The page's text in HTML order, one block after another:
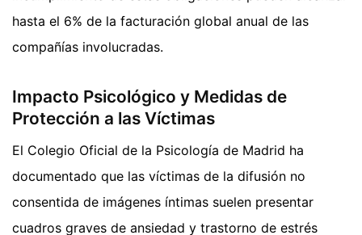
hasta el 6% de la facturación global anual de las
compañías involucradas.
Impacto Psicológico y Medidas de
Protección a las Víctimas
El Colegio Oficial de la Psicología de Madrid ha
documentado que las víctimas de la difusión no
consentida de imágenes íntimas suelen presentar
cuadros graves de ansiedad y trastorno de estrés